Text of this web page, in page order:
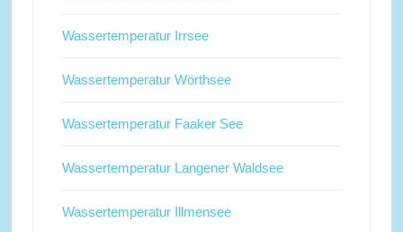
Wassertemperatur Irrsee
Wassertemperatur Wörthsee
Wassertemperatur Faaker See
Wassertemperatur Langener Waldsee
Wassertemperatur Illmensee